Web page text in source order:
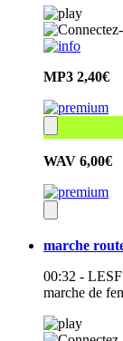
MP3 2,40€
WAV 6,00€
marche
00:32 -
marche de